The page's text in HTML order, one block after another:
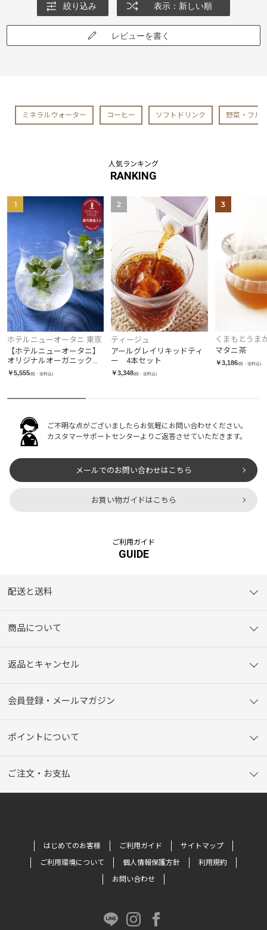
絞り込み 表示：新しい順
レビューを書く
ミネラルウォーター コーヒー ソフトドリンク 野菜・フル
人気ランキング
RANKING
1
ホテルニューオータニ 東京
【ホテルニューオータニ】
オリジナルオーガニックフ
レッシュハーブティー 24本
入り
￥5,555(税・送料込)
2
ティージュ
アールグレイリキッドティ
ー 4本セット
￥3,348(税・送料込)
3
くまもとうま
プ
マタニ茶
￥3,186(税・送料込)
ご不明な点がございましたらお気軽にお問い合わせください。
カスタマーサポートセンターよりご返答させていただきます。
メールでのお問い合わせはこちら
お買い物ガイドはこちら
ご利用ガイド
GUIDE
配送と送料
商品について
返品とキャンセル
会員登録・メールマガジン
ポイントについて
ご注文・お支払
はじめてのお客様 ご利用ガイド
サイトマップ
ご利用環境について
個人情報保護方針
利用規約
お問い合わせ